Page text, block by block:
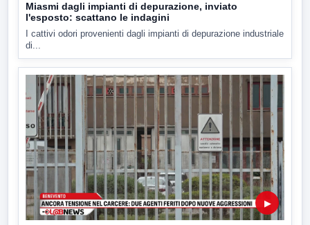
Miasmi dagli impianti di depurazione, inviato
l'esposto: scattano le indagini
I cattivi odori provenienti dagli impianti di depurazione industriale
di...
▶